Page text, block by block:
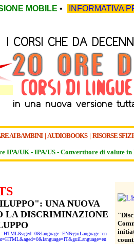
MOBILE • INFORMATIVA
AI BAMBINI| AUDIOBOOKS| RISORSE
IPA/UK - IPA/US - Convertitore di valute in
UNA NUOVA
LA DISCRIMINAZIONE